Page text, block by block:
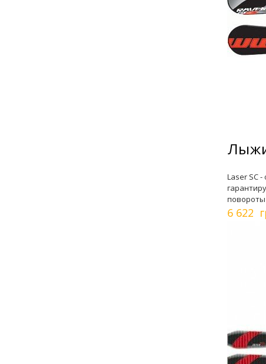
Laser SC
повороты
6 622